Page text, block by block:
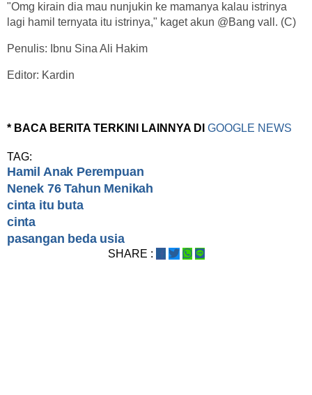
"Omg kirain dia mau nunjukin ke mamanya kalau istrinya
lagi hamil ternyata itu istrinya," kaget akun @Bang vall. (C)
Penulis: Ibnu Sina Ali Hakim
Editor: Kardin
* BACA BERITA TERKINI LAINNYA DI GOOGLE NEWS
TAG:
Hamil Anak Perempuan
Nenek 76 Tahun Menikah
cinta itu buta
cinta
pasangan beda usia
SHARE :